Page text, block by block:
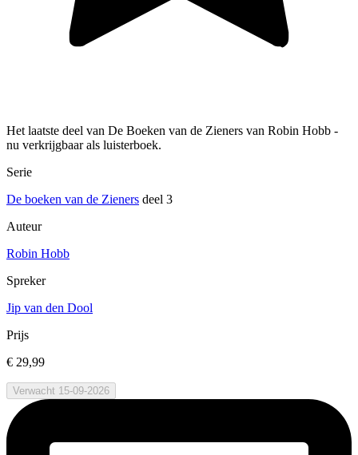
Het laatste deel van De Boeken van de Zieners van Robin Hobb -
nu verkrijgbaar als luisterboek.
Serie
De boeken van de Zieners deel 3
Auteur
Robin Hobb
Spreker
Jip van den Dool
Prijs
€ 29,99
Verwacht 15-09-2026